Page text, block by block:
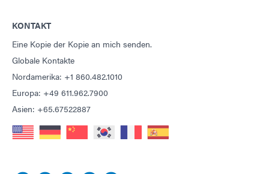
KONTAKT
Eine Kopie der Kopie an mich senden.
Globale Kontakte
Nordamerika: +1 860.482.1010
Europa: +49 611.962.7900
Asien: +65.67522887